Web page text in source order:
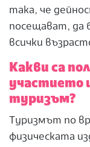
така, че
посещават, да
всички
Какви са
участието
туризъм?
Туризмът по
физическата